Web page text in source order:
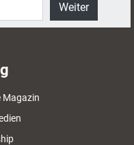
Weiter
Magazin